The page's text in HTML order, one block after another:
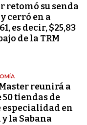
retomó su senda
cerró en a
es decir, $25,83
de la TRM
reunirá a
50 tiendas de
especialidad en
la Sabana